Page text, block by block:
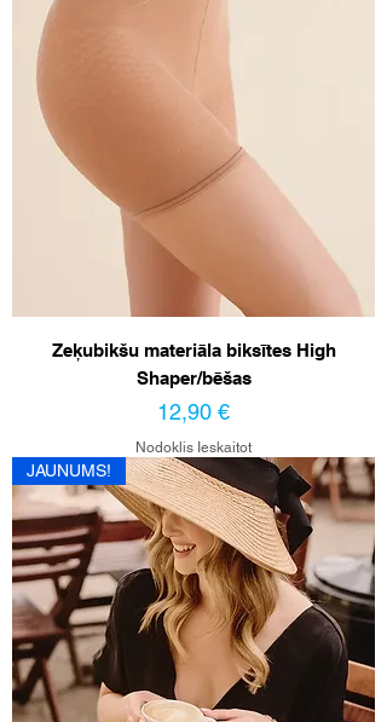
Zeķubikšu materiāla biksītes High
Shaper/bēšas
Cena
12,90 €
Nodoklis Ieskaitot
JAUNUMS!